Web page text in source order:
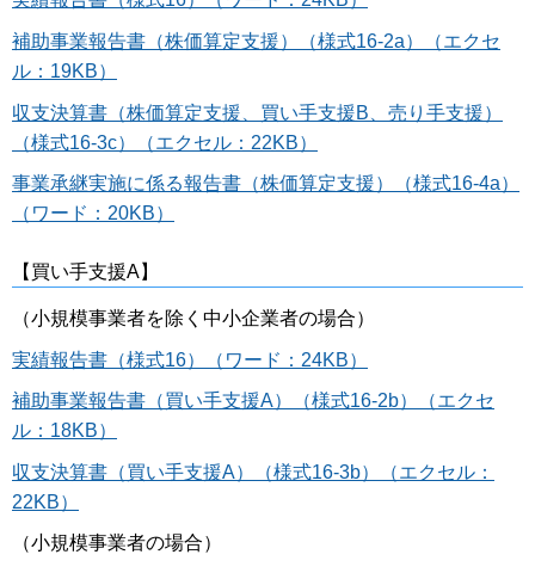
補助事業報告書（株価算定支援）（様式16-2a）（エクセ
ル：19KB）
収支決算書（株価算定支援、買い手支援B、売り手支援）
（様式16-3c）（エクセル：22KB）
事業承継実施に係る報告書（株価算定支援）（様式16-4a）
（ワード：20KB）
【買い手支援A】
（小規模事業者を除く中小企業者の場合）
実績報告書（様式16）（ワード：24KB）
補助事業報告書（買い手支援A）（様式16-2b）（エクセ
ル：18KB）
収支決算書（買い手支援A）（様式16-3b）（エクセル：
22KB）
（小規模事業者の場合）